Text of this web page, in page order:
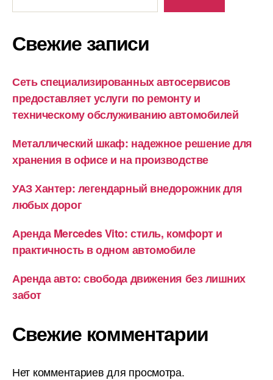
Свежие записи
Сеть специализированных автосервисов
предоставляет услуги по ремонту и
техническому обслуживанию автомобилей
Металлический шкаф: надежное решение для
хранения в офисе и на производстве
УАЗ Хантер: легендарный внедорожник для
любых дорог
Аренда Mercedes Vito: стиль, комфорт и
практичность в одном автомобиле
Аренда авто: свобода движения без лишних
забот
Свежие комментарии
Нет комментариев для просмотра.